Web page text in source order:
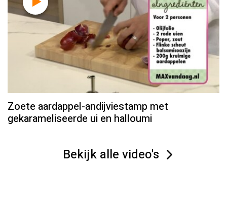
Zoete aardappel-andijviestamp met
gekarameliseerde ui en halloumi
Bekijk alle video's